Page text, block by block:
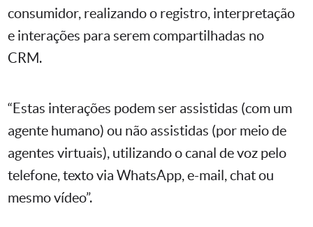
consumidor, realizando o registro, interpretação
e interações para serem compartilhadas no
CRM.
“Estas interações podem ser assistidas (com um
agente humano) ou não assistidas (por meio de
agentes virtuais), utilizando o canal de voz pelo
telefone, texto via WhatsApp, e-mail, chat ou
mesmo vídeo”.